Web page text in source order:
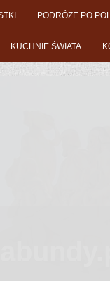
PODRÓŻE PO
KUCHNIE ŚWIATA